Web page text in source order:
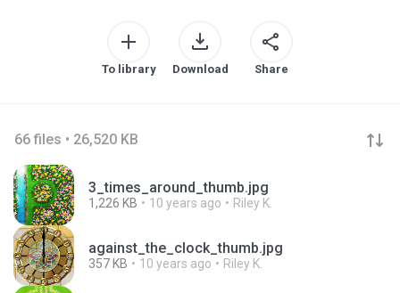
To library Download Share
66 files • 26,520 KB
3_times_around_thumb.jpg
1,226 KB 10 years ago Riley K.
against_the_clock_thumb.jpg
357 KB 10 years ago Riley K.